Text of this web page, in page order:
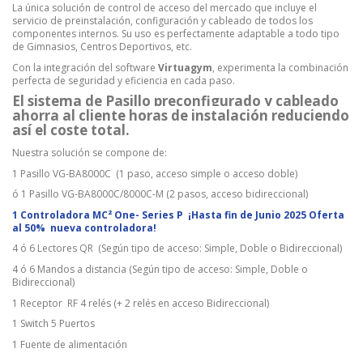
La única solución de control de acceso del mercado que incluye el
servicio de preinstalación, configuración y cableado de todos los
componentes internos. Su uso es perfectamente adaptable a todo tipo
de Gimnasios, Centros Deportivos, etc.
Con la integración del software Virtuagym, experimenta la combinación
perfecta de seguridad y eficiencia en cada paso.
El sistema de Pasillo preconfigurado y cableado
ahorra al cliente horas de instalación reduciendo
así el coste total.
Nuestra solución se compone de:
1 Pasillo VG-BA8000C (1 paso, acceso simple o acceso doble)
ó 1 Pasillo VG-BA8000C/8000C-M (2 pasos, acceso bidireccional)
1 Controladora MC² One- Series P ¡Hasta fin de Junio 2025 Oferta
al 50% nueva controladora!
4 ó 6 Lectores QR (Según tipo de acceso: Simple, Doble o Bidireccional)
4 ó 6 Mandos a distancia (Según tipo de acceso: Simple, Doble o
Bidireccional)
1 Receptor RF 4 relés (+ 2 relés en acceso Bidireccional)
1 Switch 5 Puertos
1 Fuente de alimentación